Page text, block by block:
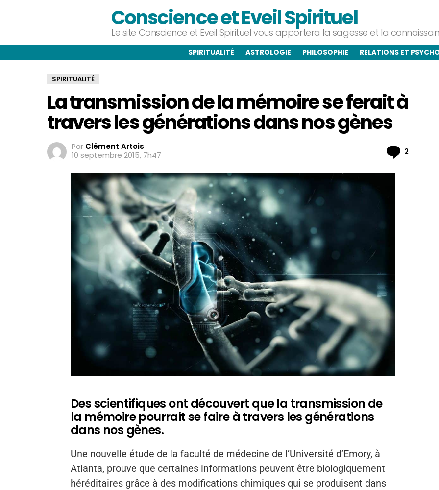
Conscience et Eveil Spirituel
Le site Conscience et Eveil Spirituel vous apportera la sagesse et la
SPIRITUALITÉ ASTROLOGIE PHILOSOPHIE RELATIONS ET
SPIRITUALITÉ
La transmission de la mémoire se ferait à
travers les générations dans nos gènes
Par Clément Artois
10 septembre 2015, 7h47
2
Des scientifiques ont découvert que la transmission de
la mémoire pourrait se faire à travers les générations
dans nos gènes.
Une nouvelle étude de la faculté de médecine de l’Université d’Emory, à
Atlanta, prouve que certaines informations peuvent être biologiquement
héréditaires grâce à des modifications chimiques qui se produisent dans